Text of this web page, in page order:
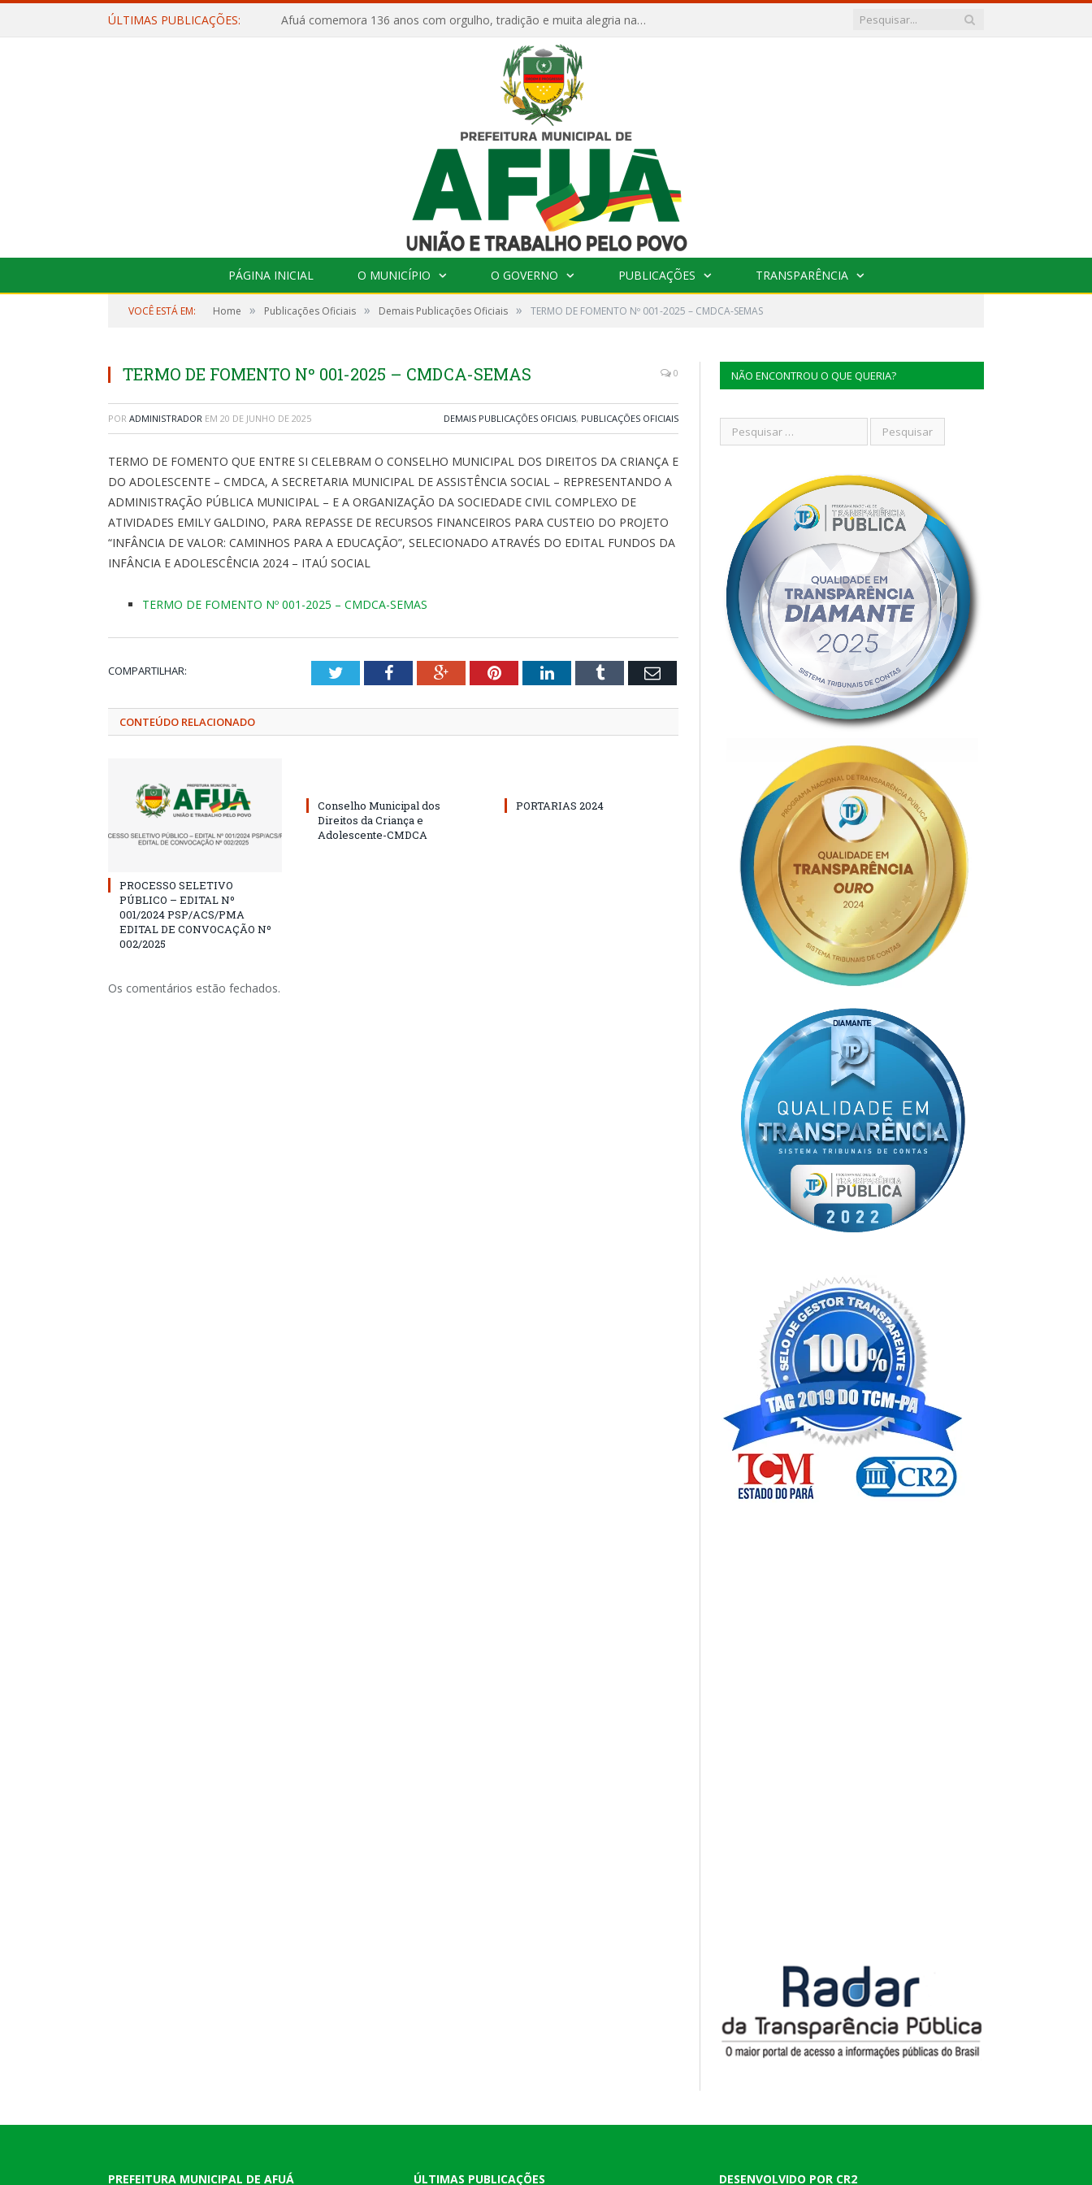
ÚLTIMAS PUBLICAÇÕES: Afuá comemora 136 anos com orgulho, tradição e muita alegria na Quadra Dr. Nelson Salomão
PÁGINA INICIAL O MUNICÍPIO O GOVERNO PUBLICAÇÕES TRANSPARÊNCIA
VOCÊ ESTÁ EM: Home » Publicações Oficiais » Demais Publicações Oficiais » TERMO DE FOMENTO Nº 001-2025 – CMDCA-SEMAS
TERMO DE FOMENTO Nº 001-2025 – CMDCA-SEMAS 0
POR ADMINISTRADOR EM 20 DE JUNHO DE 2025 DEMAIS PUBLICAÇÕES OFICIAIS, PUBLICAÇÕES OFICIAIS
TERMO DE FOMENTO QUE ENTRE SI CELEBRAM O CONSELHO MUNICIPAL DOS DIREITOS DA CRIANÇA E
DO ADOLESCENTE – CMDCA, A SECRETARIA MUNICIPAL DE ASSISTÊNCIA SOCIAL – REPRESENTANDO A
ADMINISTRAÇÃO PÚBLICA MUNICIPAL – E A ORGANIZAÇÃO DA SOCIEDADE CIVIL COMPLEXO DE
ATIVIDADES EMILY GALDINO, PARA REPASSE DE RECURSOS FINANCEIROS PARA CUSTEIO DO PROJETO
“INFÂNCIA DE VALOR: CAMINHOS PARA A EDUCAÇÃO”, SELECIONADO ATRAVÉS DO EDITAL FUNDOS DA
INFÂNCIA E ADOLESCÊNCIA 2024 – ITAÚ SOCIAL
TERMO DE FOMENTO Nº 001-2025 – CMDCA-SEMAS
COMPARTILHAR: TwitterFacebookGoogle+PinterestLinkedInTumblr Email
CONTEÚDO RELACIONADO
PROCESSO SELETIVO
PÚBLICO – EDITAL Nº
001/2024 PSP/ACS/PMA
EDITAL DE CONVOCAÇÃO Nº
002/2025
Conselho Municipal dos
Direitos da Criança e
Adolescente-CMDCA
PORTARIAS 2024
Os comentários estão fechados.
NÃO ENCONTROU O QUE QUERIA?
PREFEITURA MUNICIPAL DE AFUÁ ÚLTIMAS PUBLICAÇÕES DESENVOLVIDO POR CR2